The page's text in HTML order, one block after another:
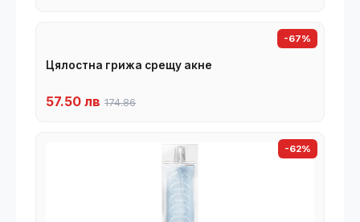
-67%
Цялостна грижа срещу акне
57.50 лв 174.86
-62%